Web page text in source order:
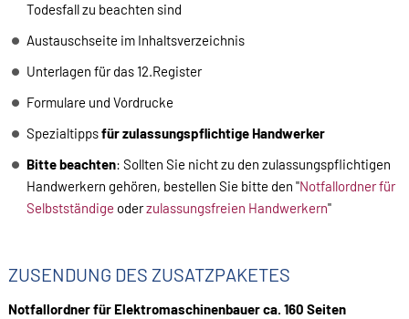
Todesfall zu beachten sind
Austauschseite im Inhaltsverzeichnis
Unterlagen für das 12.Register
Formulare und Vordrucke
Spezialtippsfür zulassungspflichtige Handwerker
Bitte beachten: Sollten Sie nicht zu den zulassungspflichtigen
Handwerkern gehören, bestellen Sie bitte den "Notfallordner für
Selbstständige oderzulassungsfreien Handwerkern"
ZUSENDUNG DES ZUSATZPAKETES
Notfallordner für Elektromaschinenbauer ca. 160 Seiten